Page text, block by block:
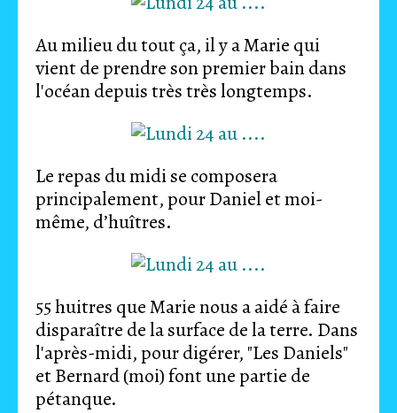
Au milieu du tout ça, il y a Marie qui
vient de prendre son premier bain dans
l'océan depuis très très longtemps.
Le repas du midi se composera
principalement, pour Daniel et moi-
même, d’huîtres.
55 huitres que Marie nous a aidé à faire
disparaître de la surface de la terre. Dans
l'après-midi, pour digérer, "Les Daniels"
et Bernard (moi) font une partie de
pétanque.